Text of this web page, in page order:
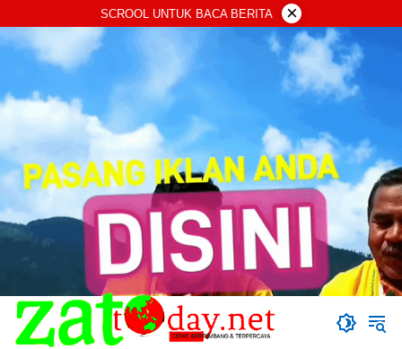
ke
konten
SCROOL UNTUK BACA BERITA ×